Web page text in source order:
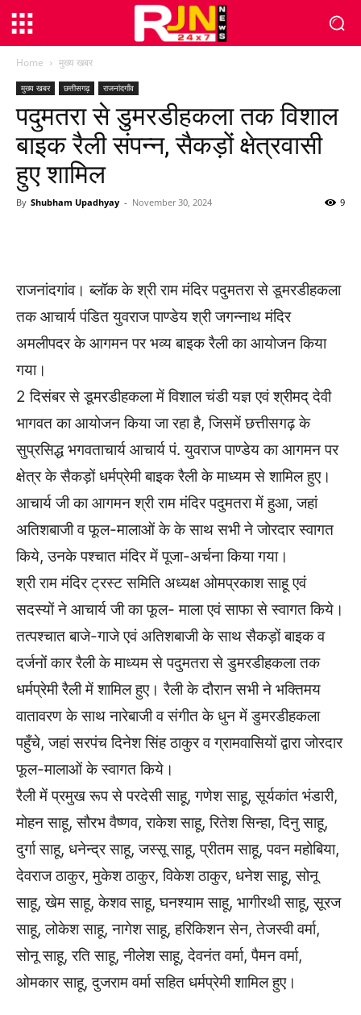
Home मुख्य खबर
मुख्य खबर छत्तीसगढ़ राजनांदगाँव
पदुमतरा से डुमरडीहकला तक विशाल
बाइक रैली संपन्न, सैकड़ों क्षेत्रवासी
हुए शामिल
By Shubham Upadhyay - November 30, 2024 9
राजनांदगांव। ब्लॉक के श्री राम मंदिर पदुमतरा से डूमरडीहकला
तक आचार्य पंडित युवराज पाण्डेय श्री जगन्नाथ मंदिर
अमलीपदर के आगमन पर भव्य बाइक रैली का आयोजन किया
गया।
2 दिसंबर से डूमरडीहकला में विशाल चंडी यज्ञ एवं श्रीमद् देवी
भागवत का आयोजन किया जा रहा है, जिसमें छत्तीसगढ़ के
सुप्रसिद्ध भगवताचार्य आचार्य पं. युवराज पाण्डेय का आगमन पर
क्षेत्र के सैकड़ों धर्मप्रेमी बाइक रैली के माध्यम से शामिल हुए।
आचार्य जी का आगमन श्री राम मंदिर पदुमतरा में हुआ, जहां
अतिशबाजी व फूल-मालाओं के के साथ सभी ने जोरदार स्वागत
किये, उनके पश्चात मंदिर में पूजा-अर्चना किया गया।
श्री राम मंदिर ट्रस्ट समिति अध्यक्ष ओमप्रकाश साहू एवं
सदस्यों ने आचार्य जी का फूल- माला एवं साफा से स्वागत किये।
तत्पश्चात बाजे-गाजे एवं अतिशबाजी के साथ सैकड़ों बाइक व
दर्जनों कार रैली के माध्यम से पदुमतरा से डुमरडीहकला तक
धर्मप्रेमी रैली में शामिल हुए। रैली के दौरान सभी ने भक्तिमय
वातावरण के साथ नारेबाजी व संगीत के धुन में डुमरडीहकला
पहुँचे, जहां सरपंच दिनेश सिंह ठाकुर व ग्रामवासियों द्वारा जोरदार
फूल-मालाओं के स्वागत किये।
रैली में प्रमुख रूप से परदेसी साहू, गणेश साहू, सूर्यकांत भंडारी,
मोहन साहू, सौरभ वैष्णव, राकेश साहू, रितेश सिन्हा, दिनु साहू,
दुर्गा साहू, धनेन्द्र साहू, जस्सू साहू, प्रीतम साहू, पवन महोबिया,
देवराज ठाकुर, मुकेश ठाकुर, विकेश ठाकुर, धनेश साहू, सोनू
साहू, खेम साहू, केशव साहू, घनश्याम साहू, भागीरथी साहू, सूरज
साहू, लोकेश साहू, नागेश साहू, हरिकिशन सेन, तेजस्वी वर्मा,
सोनू साहू, रति साहू, नीलेश साहू, देवनंत वर्मा, पैमन वर्मा,
ओमकार साहू, दुजराम वर्मा सहित धर्मप्रेमी शामिल हुए।